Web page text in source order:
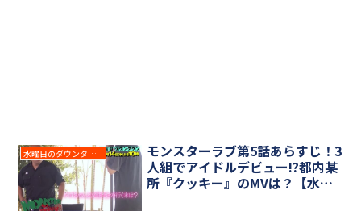
水曜日のダウンタウン
モンスターラブ第5話あらすじ！3
人組でアイドルデビュー!?都内某
所『クッキー』のMVは？【水曜